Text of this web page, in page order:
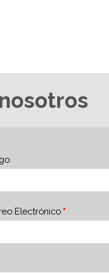
Electrónico